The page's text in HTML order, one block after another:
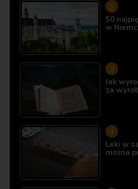
50
w
Jak
za
Leki w
można